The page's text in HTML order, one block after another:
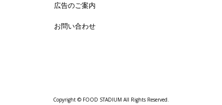
広告のご案内
お問い合わせ
Copyright © FOOD STADIUM All Rights Reserved.